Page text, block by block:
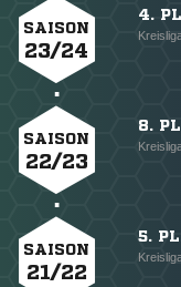
SAISON
23/24
4.
SAISON
22/23
8.
SAISON
21/22
5.